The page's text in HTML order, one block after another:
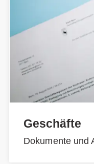
Geschäfte
Dokumente und